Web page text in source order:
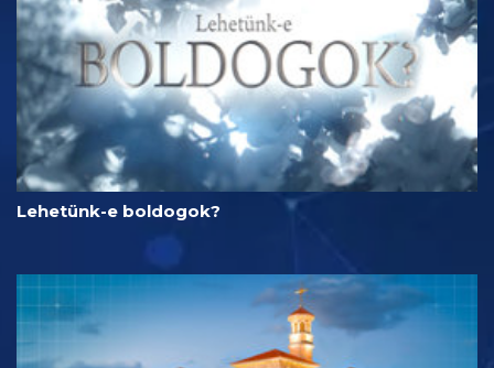
Lehetünk-e boldogok?